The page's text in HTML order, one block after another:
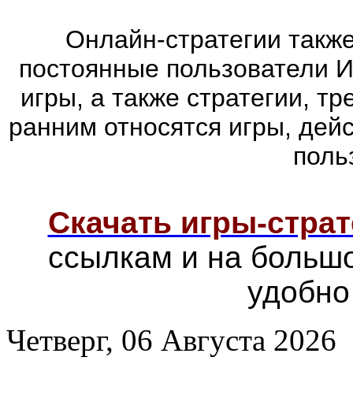
Онлайн-стратегии
постоянные пользователи
игры, а также стратегии,
ранним относятся игры,
Скачать игры-
ссылкам и на
Четверг, 06 Августа 2026